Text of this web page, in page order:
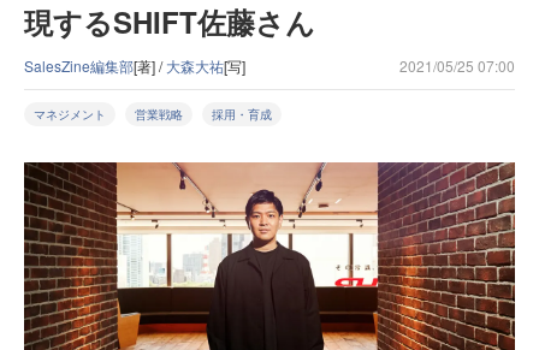
現するSHIFT佐藤さん
SalesZine編集部[著] /大森大祐[写] 2021/05/25 07:00
マネジメント 営業戦略 採用・育成